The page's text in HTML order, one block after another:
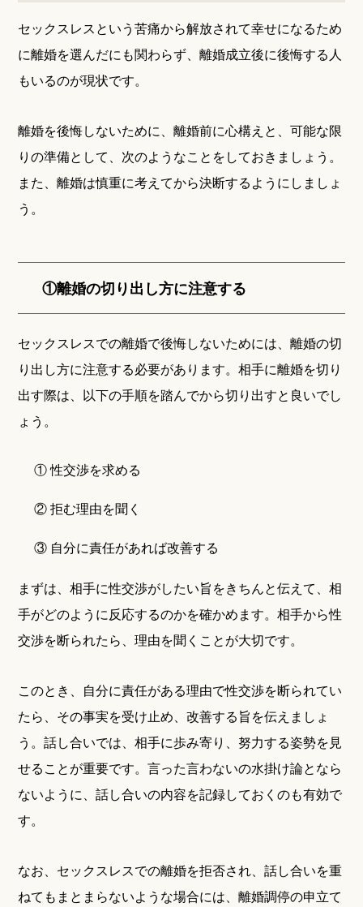
セックスレスという苦痛から解放されて幸せになるため
に離婚を選んだにも関わらず、離婚成立後に後悔する人
もいるのが現状です。
離婚を後悔しないために、離婚前に心構えと、可能な限
りの準備として、次のようなことをしておきましょう。
また、離婚は慎重に考えてから決断するようにしましょ
う。
①離婚の切り出し方に注意する
セックスレスでの離婚で後悔しないためには、離婚の切
り出し方に注意する必要があります。相手に離婚を切り
出す際は、以下の手順を踏んでから切り出すと良いでし
ょう。
① 性交渉を求める
② 拒む理由を聞く
③ 自分に責任があれば改善する
まずは、相手に性交渉がしたい旨をきちんと伝えて、相
手がどのように反応するのかを確かめます。相手から性
交渉を断られたら、理由を聞くことが大切です。
このとき、自分に責任がある理由で性交渉を断られてい
たら、その事実を受け止め、改善する旨を伝えましょ
う。話し合いでは、相手に歩み寄り、努力する姿勢を見
せることが重要です。言った言わないの水掛け論となら
ないように、話し合いの内容を記録しておくのも有効で
す。
なお、セックスレスでの離婚を拒否され、話し合いを重
ねてもまとまらないような場合には、離婚調停の申立て